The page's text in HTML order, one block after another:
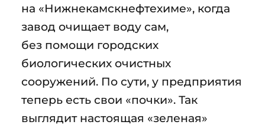
на «Нижнекамскнефтехиме», когда
завод очищает воду сам,
без помощи городских
биологических очистных
сооружений. По сути, у предприятия
теперь есть свои «почки». Так
выглядит настоящая «зеленая»